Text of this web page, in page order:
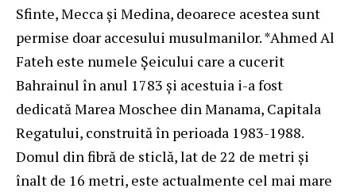
Sfinte, Mecca şi Medina, deoarece acestea sunt
permise doar accesului musulmanilor. *Ahmed Al
Fateh este numele Şeicului care a cucerit
Bahrainul în anul 1783 şi acestuia i-a fost
dedicată Marea Moschee din Manama, Capitala
Regatului, construită în perioada 1983-1988.
Domul din fibră de sticlă, lat de 22 de metri şi
înalt de 16 metri, este actualmente cel mai mare